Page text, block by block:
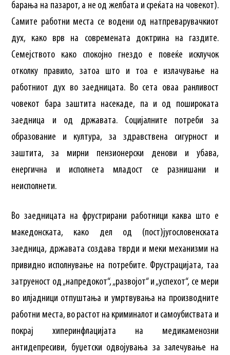
барања на пазарот, а не од желбата и среќата на човекот).
Самите работни места се водени од натпреварувачкиот
дух, како врв на современата доктрина на газдите.
Семејството како спокојно гнездо е повеќе исклучок
отколку правило, затоа што и тоа е излачување на
работниот дух во заедницата. Во сета оваа ранливост
човекот бара заштита насекаде, па и од пошироката
заедница и од државата. Социјалните потреби за
образование и култура, за здравствена сигурност и
заштита, за мирни пензионерски денови и убава,
енергична и исполнета младост се разнишани и
неисполнети.
Во заедницата на фрустрирани работници каква што е
македонската, како дел од (пост)југословенската
заедница, државата создава тврди и меки механизми на
привидно исполнување на потребите. Фрустрацијата, таа
затруеност од „напредокот“, „развојот“ и „успехот“, се мери
во илјадници отпуштања и умртвувања на производните
работни места, во растот на криминалот и самоубиствата и
покрај хиперинфлацијата на медикаменозни
антидепресиви, буџетски одвојувања за залечување на